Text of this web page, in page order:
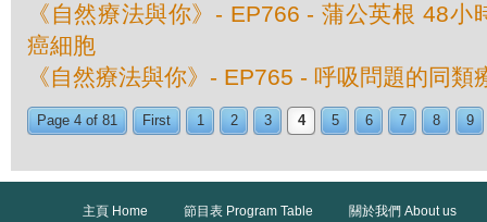
《自然療法與你》- EP766 - 蒲公英根 48小
癌細胞
《自然療法與你》- EP765 - 呼吸問題的同類
Page 4 of 81 First 1 2 3 4 5 6 7 8 9
主頁 Home 節目表 Program Table
關於我們 About us